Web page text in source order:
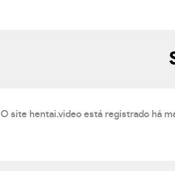
O site hentai.video está registrado há